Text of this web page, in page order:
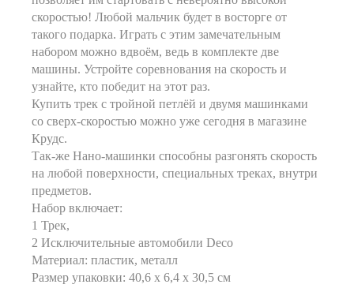
скоростью! Любой мальчик будет в восторге от
такого подарка. Играть с этим замечательным
набором можно вдвоём, ведь в комплекте две
машины. Устройте соревнования на скорость и
узнайте, кто победит на этот раз.
Купить трек с тройной петлёй и двумя машинками
со сверх-скоростью можно уже сегодня в магазине
Крудс.
Так-же Нано-машинки способны разгонять скорость
на любой поверхности, специальных треках, внутри
предметов.
Набор включает:
1 Трек,
2 Исключительные автомобили Deco
Материал: пластик, металл
Размер упаковки: 40,6 х 6,4 х 30,5 см